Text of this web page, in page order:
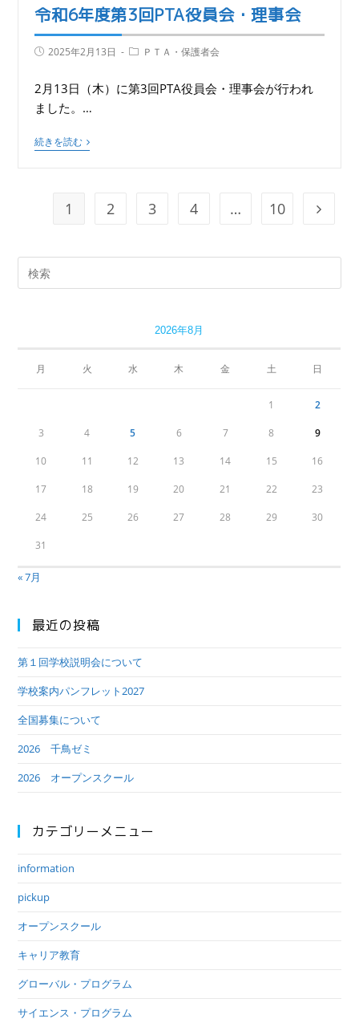
令和6年度第3回PTA役員会・理事会
2025年2月13日 ＰＴＡ・保護者会
2月13日（木）に第3回PTA役員会・理事会が行われ
ました。…
続きを読む
1 2 3 4 … 10
2026年8月
月 火 水 木 金 土 日
1 2
3 4 5 6 7 8 9
10 11 12 13 14 15 16
17 18 19 20 21 22 23
24 25 26 27 28 29 30
31
« 7月
最近の投稿
第１回学校説明会について
学校案内パンフレット2027
全国募集について
2026 千鳥ゼミ
2026 オープンスクール
カテゴリーメニュー
information
pickup
オープンスクール
キャリア教育
グローバル・プログラム
サイエンス・プログラム